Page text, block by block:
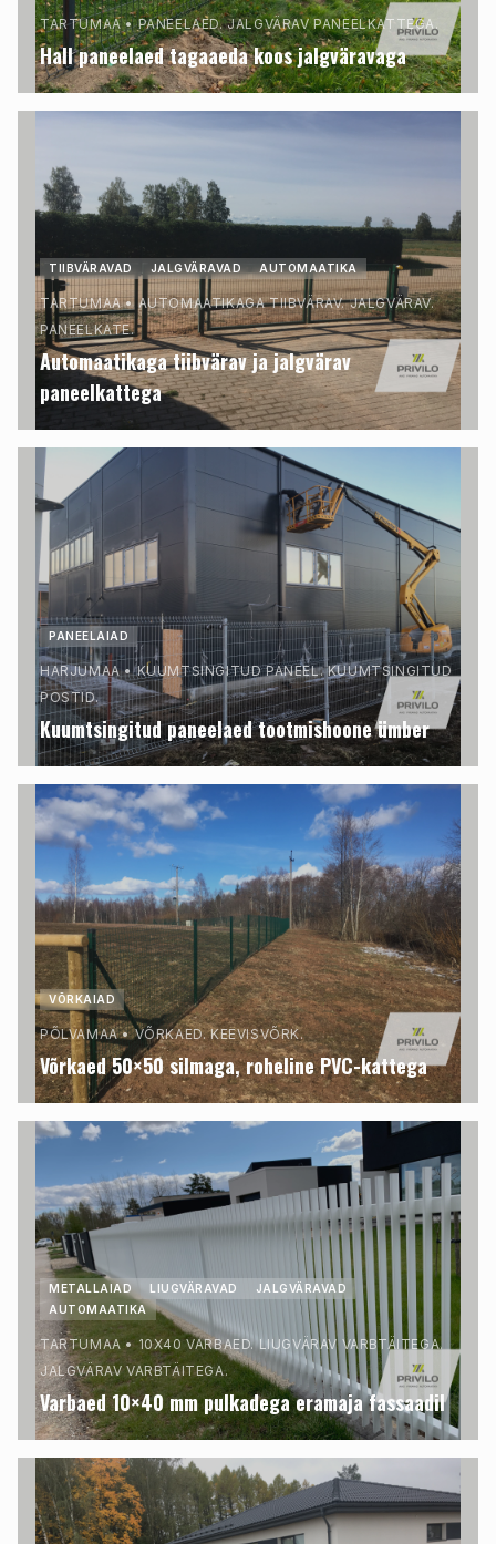
TARTUMAA•PANEELAED. JALGVÄRAV PANEELKATTEGA.
Hall paneelaed tagaaeda koos jalgväravaga
TIIBVÄRAVAD JALGVÄRAVAD AUTOMAATIKA
TARTUMAA• AUTOMAATIKAGA TIIBVÄRAV. JALGVÄRAV.
PANEELKATE.
Automaatikaga tiibvärav ja jalgvärav
paneelkattega
PANEELAIAD
HARJUMAA•KUUMTSINGITUD PANEEL. KUUMTSINGITUD
POSTID.
Kuumtsingitud paneelaed tootmishoone ümber
VÕRKAIAD
PÕLVAMAA•VÕRKAED. KEEVISVÕRK.
Võrkaed 50×50 silmaga, roheline PVC-kattega
METALLAIAD LIUGVÄRAVAD
JALGVÄRAVAD
AUTOMAATIKA
TARTUMAA •10X40 VARBAED. LIUGVÄRAV VARBTÄITEGA.
JALGVÄRAV VARBTÄITEGA.
Varbaed 10×40 mm pulkadega eramaja fassaadil